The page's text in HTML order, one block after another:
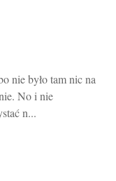
nie było tam nic na
No i nie
n...